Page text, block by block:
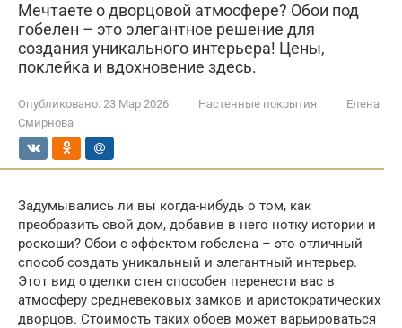
Мечтаете о дворцовой атмосфере? Обои под
гобелен – это элегантное решение для
создания уникального интерьера! Цены,
поклейка и вдохновение здесь.
Опубликовано: 23 Мар 2026 Настенные покрытия
Елена
Смирнова
Задумывались ли вы когда-нибудь о том, как
преобразить свой дом, добавив в него нотку истории и
роскоши? Обои с эффектом гобелена – это отличный
способ создать уникальный и элегантный интерьер.
Этот вид отделки стен способен перенести вас в
атмосферу средневековых замков и аристократических
дворцов. Стоимость таких обоев может варьироваться